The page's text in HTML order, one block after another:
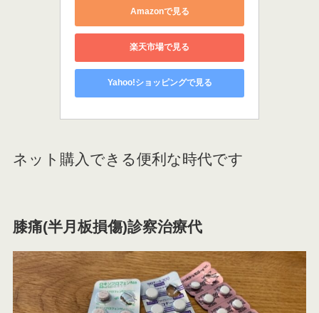
Amazonで見る
楽天市場で見る
Yahoo!ショッピングで見る
ネット購入できる便利な時代です
膝痛(半月板損傷)診察治療代